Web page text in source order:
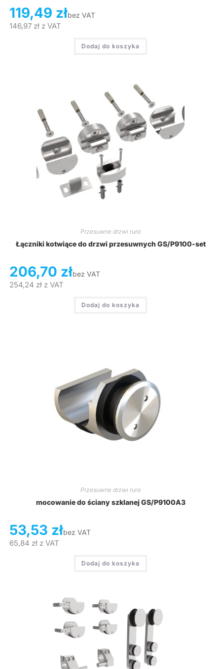
119,49 złbez VAT
146,97 złz VAT
Dodaj do koszyka
Przesuwne drzwi rura
Łączniki kotwiące do drzwi przesuwnych GS/P9100-set
206,70 złbez VAT
254,24 złz VAT
Dodaj do koszyka
Przesuwne drzwi rura
mocowanie do ściany szklanej GS/P9100A3
53,53 złbez VAT
65,84 złz VAT
Dodaj do koszyka